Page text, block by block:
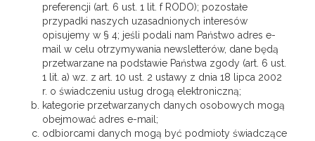
preferencji (art. 6 ust. 1 lit. f RODO); pozostałe
przypadki naszych uzasadnionych interesów
opisujemy w § 4; jeśli podali nam Państwo adres e-
mail w celu otrzymywania newsletterów, dane będą
przetwarzane na podstawie Państwa zgody (art. 6 ust.
1 lit. a) wz. z art. 10 ust. 2 ustawy z dnia 18 lipca 2002
r. o świadczeniu usług drogą elektroniczną;
kategorie przetwarzanych danych osobowych mogą
obejmować adres e-mail;
odbiorcami danych mogą być podmioty świadczące